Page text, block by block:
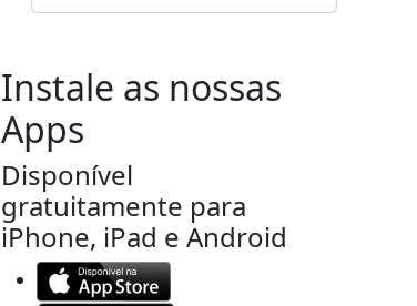
Instale as nossas
Apps
Disponível
gratuitamente para
iPhone, iPad e Android